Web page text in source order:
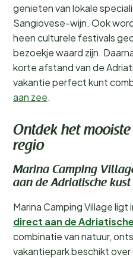
genieten van lokale
Sangiovese-wijn. Ook
heen culturele festivals
bezoekje waard zijn.
korte afstand van de
vakantie perfect kunt
aan zee.
Ontdek het
regio
Marina Camping
aan de Adriatische kust
Marina Camping Village ligt
direct aan de
combinatie van natuur,
vakantiepark beschikt